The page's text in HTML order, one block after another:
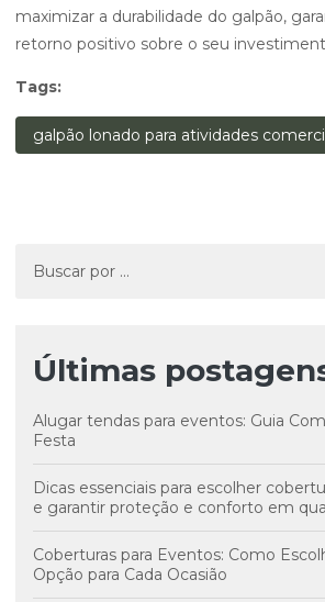
maximizar a durabilidade do galpão,
retorno positivo sobre o seu
Tags:
galpão lonado para atividades
Últimas
Alugar tendas para eventos: Guia
Festa
Dicas essenciais para escolher
e garantir proteção e conforto em
Coberturas para Eventos: Como
Opção para Cada Ocasião